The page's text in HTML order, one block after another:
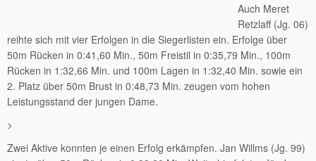
Auch Meret
Retzlaff (Jg. 06)
reihte sich mit vier Erfolgen in die Siegerlisten ein. Erfolge über
50m Rücken in 0:41,60 Min., 50m Freistil in 0:35,79 Min., 100m
Rücken in 1:32,66 Min. und 100m Lagen in 1:32,40 Min. sowie ein
2. Platz über 50m Brust in 0:48,73 Min. zeugen vom hohen
Leistungsstand der jungen Dame.
>
Zwei Aktive konnten je einen Erfolg erkämpfen. Jan Willms (Jg. 99)